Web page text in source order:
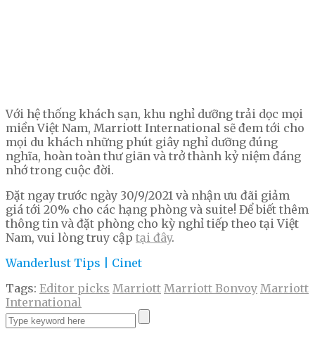
Với hệ thống khách sạn, khu nghỉ dưỡng trải dọc mọi
miền Việt Nam, Marriott International sẽ đem tới cho
mọi du khách những phút giây nghỉ dưỡng đúng
nghĩa, hoàn toàn thư giãn và trở thành kỷ niệm đáng
nhớ trong cuộc đời.
Đặt ngay trước ngày 30/9/2021 và nhận ưu đãi giảm
giá tới 20% cho các hạng phòng và suite! Để biết thêm
thông tin và đặt phòng cho kỳ nghỉ tiếp theo tại Việt
Nam, vui lòng truy cập tại đây.
Wanderlust Tips | Cinet
Tags: Editor picks Marriott Marriott Bonvoy Marriott
International